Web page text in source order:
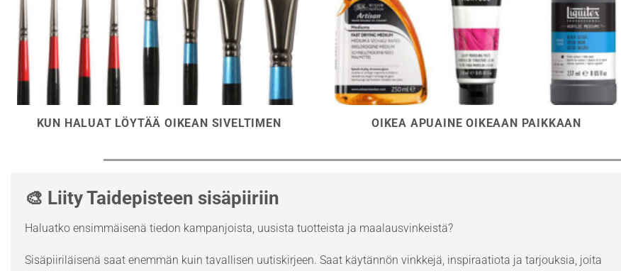
KUN HALUAT LÖYTÄÄ OIKEAN SIVELTIMEN OIKEA APUAINE OIKEAAN PAIKKAAN
🎨 Liity Taidepisteen sisäpiiriin
Haluatko ensimmäisenä tiedon kampanjoista, uusista tuotteista ja maalausvinkeistä?
Sisäpiiriläisenä saat enemmän kuin tavallisen uutiskirjeen. Saat käytännön vinkkejä, inspiraatiota ja tarjouksia, joita